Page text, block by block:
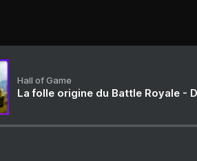
Hall of Game
La folle origine du Battle Royale -